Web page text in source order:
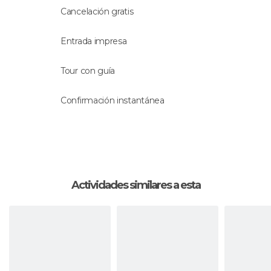
Idioma
La actividad se hará con un
Cancelación gratis
Entrada impresa
Tour con guía
Confirmación instantánea
Actividades similares a esta